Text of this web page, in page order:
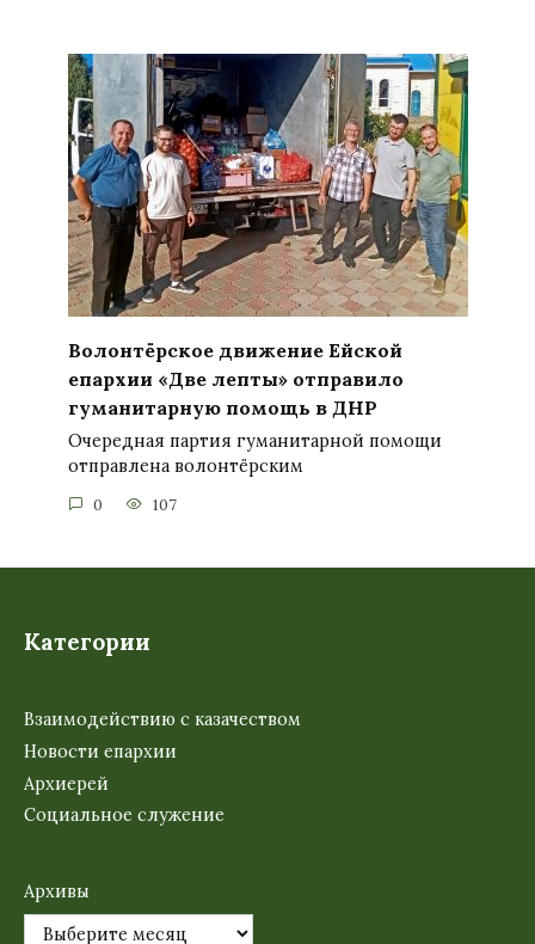
Волонтёрское движение Ейской
епархии «Две лепты» отправило
гуманитарную помощь в ДНР
Очередная партия гуманитарной помощи
отправлена волонтёрским
0 107
Категории
Взаимодействию с казачеством
Новости епархии
Архиерей
Социальное служение
Архивы